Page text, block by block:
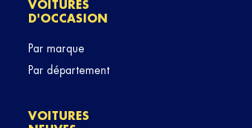
VOITURES
D'OCCASION
Par marque
Par département
VOITURES